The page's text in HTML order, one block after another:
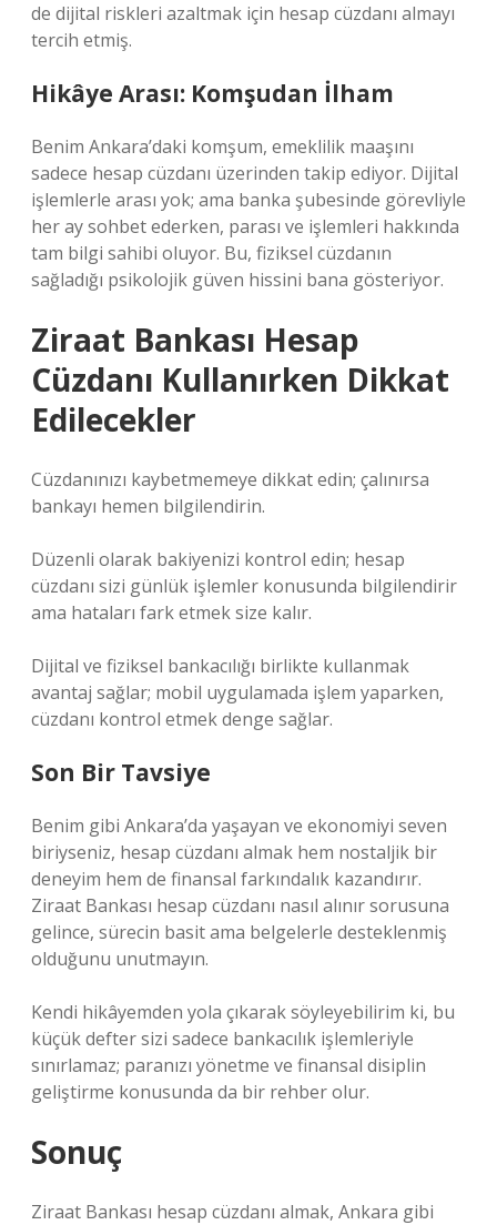
de dijital riskleri azaltmak için hesap cüzdanı almayı
tercih etmiş.
Hikâye Arası: Komşudan İlham
Benim Ankara’daki komşum, emeklilik maaşını
sadece hesap cüzdanı üzerinden takip ediyor. Dijital
işlemlerle arası yok; ama banka şubesinde görevliyle
her ay sohbet ederken, parası ve işlemleri hakkında
tam bilgi sahibi oluyor. Bu, fiziksel cüzdanın
sağladığı psikolojik güven hissini bana gösteriyor.
Ziraat Bankası Hesap
Cüzdanı Kullanırken Dikkat
Edilecekler
Cüzdanınızı kaybetmemeye dikkat edin; çalınırsa
bankayı hemen bilgilendirin.
Düzenli olarak bakiyenizi kontrol edin; hesap
cüzdanı sizi günlük işlemler konusunda bilgilendirir
ama hataları fark etmek size kalır.
Dijital ve fiziksel bankacılığı birlikte kullanmak
avantaj sağlar; mobil uygulamada işlem yaparken,
cüzdanı kontrol etmek denge sağlar.
Son Bir Tavsiye
Benim gibi Ankara’da yaşayan ve ekonomiyi seven
biriyseniz, hesap cüzdanı almak hem nostaljik bir
deneyim hem de finansal farkındalık kazandırır.
Ziraat Bankası hesap cüzdanı nasıl alınır sorusuna
gelince, sürecin basit ama belgelerle desteklenmiş
olduğunu unutmayın.
Kendi hikâyemden yola çıkarak söyleyebilirim ki, bu
küçük defter sizi sadece bankacılık işlemleriyle
sınırlamaz; paranızı yönetme ve finansal disiplin
geliştirme konusunda da bir rehber olur.
Sonuç
Ziraat Bankası hesap cüzdanı almak, Ankara gibi